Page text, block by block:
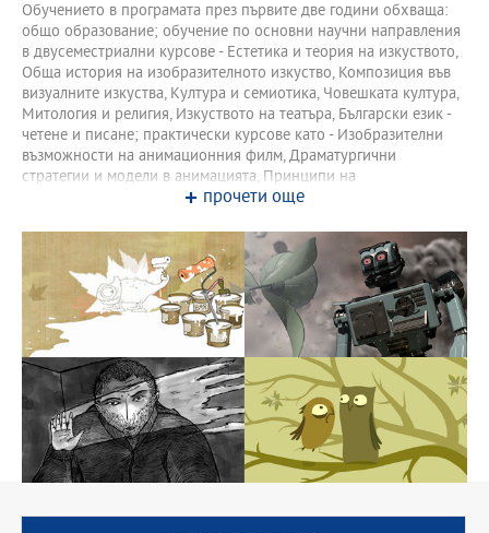
Обучението в програмата през първите две години обхваща:
общо образование; обучение по основни научни направления
в двусеместриални курсове - Естетика и теория на изкуството,
Обща история на изобразителното изкуство, Композиция във
визуалните изкуства, Култура и семиотика, Човешката култура,
Митология и религия, Изкуството на театъра, Български език -
четене и писане; практически курсове като - Изобразителни
възмoжности на анимационния филм, Драматургични
стратегии и модели в анимацията, Принципи на
анимационното движение, Език на анимационното изкуство,
скици и шарж, Етюд и рисунка и др. През третата и четвъртата
година обучението се организира в специализирани курсове
към програмата и извънаудиторни учебни форми.
прочети още